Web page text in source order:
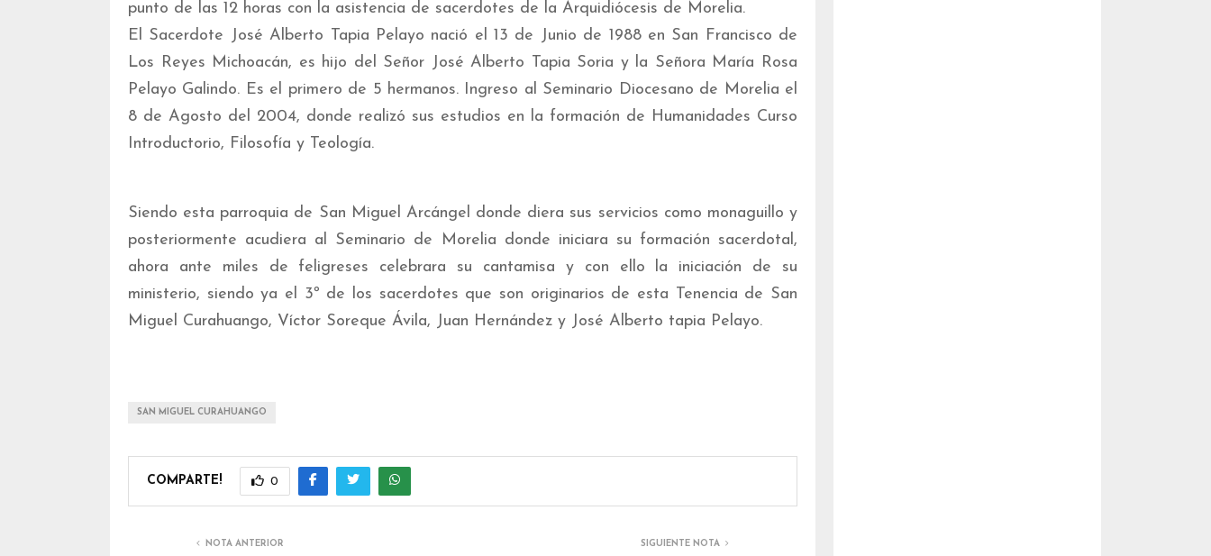
punto de las 12 horas con la asistencia de sacerdotes de la Arquidiócesis de Morelia.
El Sacerdote José Alberto Tapia Pelayo nació el 13 de Junio de 1988 en San Francisco de
Los Reyes Michoacán, es hijo del Señor José Alberto Tapia Soria y la Señora María Rosa
Pelayo Galindo. Es el primero de 5 hermanos. Ingreso al Seminario Diocesano de Morelia el
8 de Agosto del 2004, donde realizó sus estudios en la formación de Humanidades Curso
Introductorio, Filosofía y Teología.
Siendo esta parroquia de San Miguel Arcángel donde diera sus servicios como monaguillo y
posteriormente acudiera al Seminario de Morelia donde iniciara su formación sacerdotal,
ahora ante miles de feligreses celebrara su cantamisa y con ello la iniciación de su
ministerio, siendo ya el 3º de los sacerdotes que son originarios de esta Tenencia de San
Miguel Curahuango, Víctor Soreque Ávila, Juan Hernández y José Alberto tapia Pelayo.
SAN MIGUEL CURAHUANGO
COMPARTE! 0
NOTA ANTERIOR SIGUIENTE NOTA